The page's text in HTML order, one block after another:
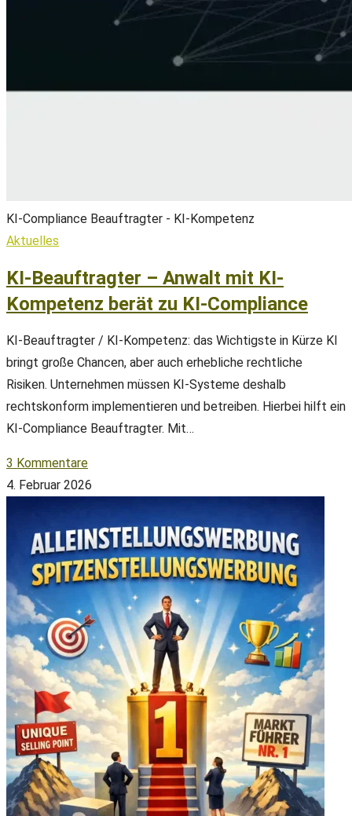
KI-Compliance Beauftragter - KI-Kompetenz
Aktuelles
KI-Beauftragter – Anwalt mit KI-
Kompetenz berät zu KI-Compliance
KI-Beauftragter / KI-Kompetenz: das Wichtigste in Kürze KI
bringt große Chancen, aber auch erhebliche rechtliche
Risiken. Unternehmen müssen KI-Systeme deshalb
rechtskonform implementieren und betreiben. Hierbei hilft ein
KI-Compliance Beauftragter. Mit…
3 Kommentare
4. Februar 2026